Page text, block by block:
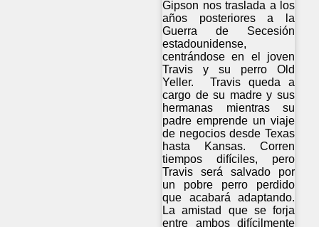
Gipson nos traslada a los
años posteriores a la
Guerra de Secesión
estadounidense,
centrándose en el joven
Travis y su perro Old
Yeller. Travis queda a
cargo de su madre y sus
hermanas mientras su
padre emprende un viaje
de negocios desde Texas
hasta Kansas. Corren
tiempos difíciles, pero
Travis será salvado por
un pobre perro perdido
que acabará adaptando.
La amistad que se forja
entre ambos difícilmente